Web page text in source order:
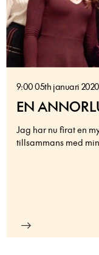
9:00 05th januari 2020
EN
Jag har nu firat en
tillsammans med